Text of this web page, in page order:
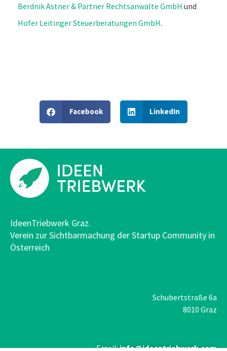
Berdnik Astner & Partner Rechtsanwälte GmbH und
Hofer Leitinger Steuerberatungen GmbH.
Facebook LinkedIn
IdeenTriebwerk Graz.
Verein zur Sichtbarmachung der Startup Community in
Österreich
Schubertstraße 6a
8010 Graz
Email:info@ideentriebwerk.com